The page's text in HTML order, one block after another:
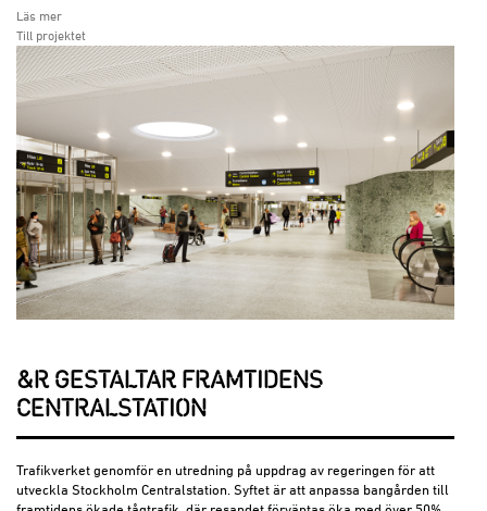
Läs mer
Till projektet
&R GESTALTAR FRAMTIDENS
CENTRALSTATION
Trafikverket genomför en utredning på uppdrag av regeringen för att
utveckla Stockholm Centralstation. Syftet är att anpassa bangården till